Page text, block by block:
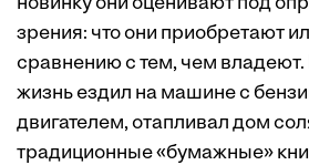
зрения: что они приобретают
сравнению с тем, чем
жизнь ездил на машине с
двигателем, отапливал дом
традиционные «бумажные»